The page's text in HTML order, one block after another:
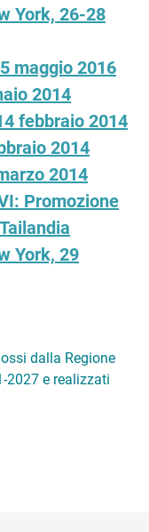
York, 26-28
maggio 2016
2014
febbraio 2014
2014
2014
Promozione
York, 29
dalla Regione
2027 e realizzati